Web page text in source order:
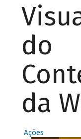
do
da
Ações